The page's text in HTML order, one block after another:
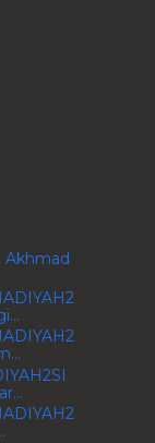
Akhmad